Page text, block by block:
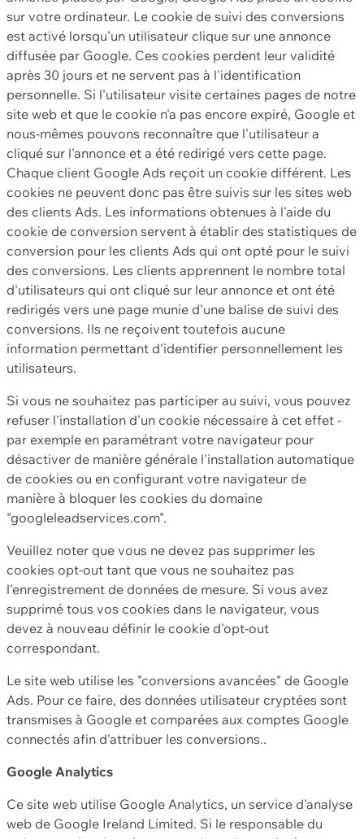
sur votre ordinateur. Le cookie de suivi des conversions
est activé lorsqu'un utilisateur clique sur une annonce
diffusée par Google. Ces cookies perdent leur validité
après 30 jours et ne servent pas à l'identification
personnelle. Si l'utilisateur visite certaines pages de notre
site web et que le cookie n'a pas encore expiré, Google et
nous-mêmes pouvons reconnaître que l'utilisateur a
cliqué sur l'annonce et a été redirigé vers cette page.
Chaque client Google Ads reçoit un cookie différent. Les
cookies ne peuvent donc pas être suivis sur les sites web
des clients Ads. Les informations obtenues à l'aide du
cookie de conversion servent à établir des statistiques de
conversion pour les clients Ads qui ont opté pour le suivi
des conversions. Les clients apprennent le nombre total
d'utilisateurs qui ont cliqué sur leur annonce et ont été
redirigés vers une page munie d'une balise de suivi des
conversions. Ils ne reçoivent toutefois aucune
information permettant d'identifier personnellement les
utilisateurs.
Si vous ne souhaitez pas participer au suivi, vous pouvez
refuser l'installation d'un cookie nécessaire à cet effet -
par exemple en paramétrant votre navigateur pour
désactiver de manière générale l'installation automatique
de cookies ou en configurant votre navigateur de
manière à bloquer les cookies du domaine
"googleleadservices.com".
Veuillez noter que vous ne devez pas supprimer les
cookies opt-out tant que vous ne souhaitez pas
l'enregistrement de données de mesure. Si vous avez
supprimé tous vos cookies dans le navigateur, vous
devez à nouveau définir le cookie d'opt-out
correspondant.
Le site web utilise les "conversions avancées" de Google
Ads. Pour ce faire, des données utilisateur cryptées sont
transmises à Google et comparées aux comptes Google
connectés afin d'attribuer les conversions..
Google Analytics
Ce site web utilise Google Analytics, un service d'analyse
web de Google Ireland Limited. Si le responsable du